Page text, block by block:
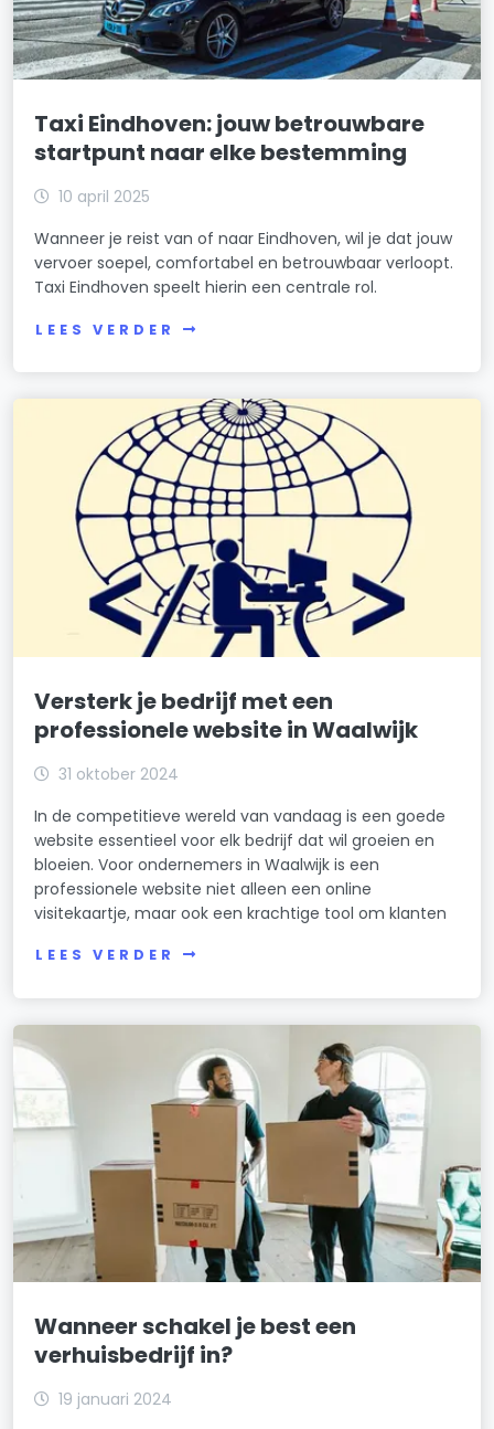
Taxi Eindhoven: jouw betrouwbare
startpunt naar elke bestemming
10 april 2025
Wanneer je reist van of naar Eindhoven, wil je dat jouw
vervoer soepel, comfortabel en betrouwbaar verloopt.
Taxi Eindhoven speelt hierin een centrale rol.
LEES VERDER
Versterk je bedrijf met een
professionele website in Waalwijk
31 oktober 2024
In de competitieve wereld van vandaag is een goede
website essentieel voor elk bedrijf dat wil groeien en
bloeien. Voor ondernemers in Waalwijk is een
professionele website niet alleen een online
visitekaartje, maar ook een krachtige tool om klanten
LEES VERDER
Wanneer schakel je best een
verhuisbedrijf in?
19 januari 2024